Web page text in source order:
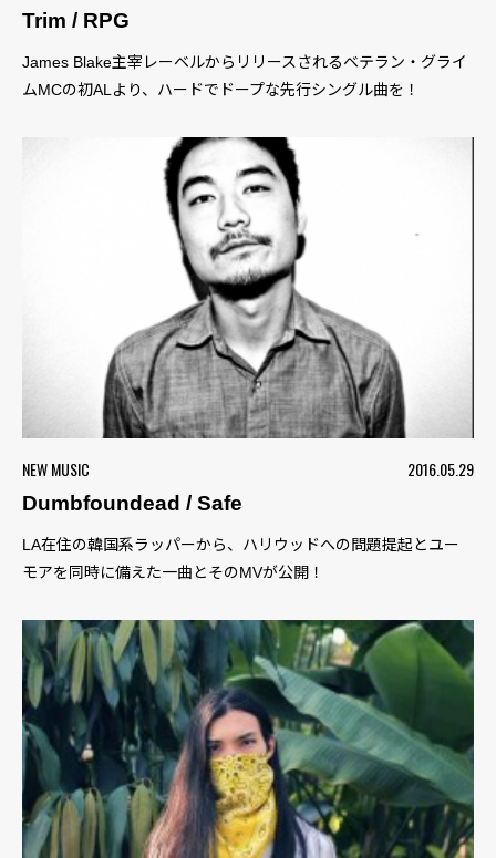
Trim / RPG
James Blake主宰レーベルからリリースされるベテラン・グライ
ムMCの初ALより、ハードでドープな先行シングル曲を！
NEW MUSIC
2016.05.29
Dumbfoundead / Safe
LA在住の韓国系ラッパーから、ハリウッドへの問題提起とユー
モアを同時に備えた一曲とそのMVが公開！